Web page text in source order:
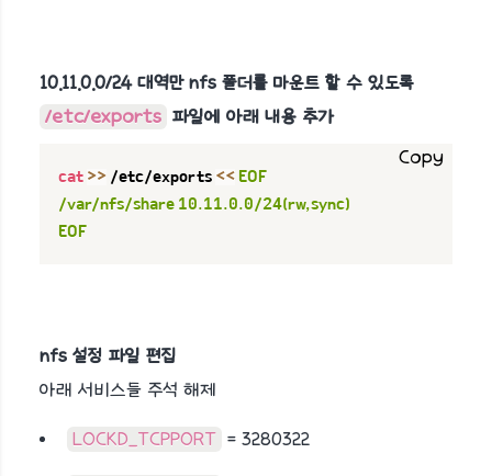
10.11.0.0/24 대역만 nfs 폴더를 마운트 할 수 있도록
/etc/exports 파일에 아래 내용 추가
cat >> /etc/exports << EOF
/var/nfs/share 10.11.0.0/24(rw,sync)
EOF
Copy
nfs 설정 파일 편집
아래 서비스들 주석 해제
LOCKD_TCPPORT = 3280322